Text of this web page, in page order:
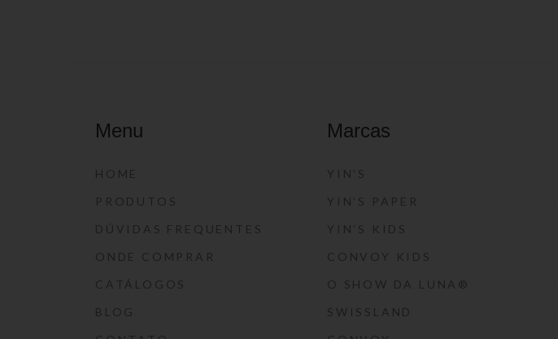
Menu
HOME
PRODUTOS
DÚVIDAS FREQUENTES
ONDE COMPRAR
CATÁLOGOS
BLOG
Marcas
YIN’S
YIN’S PAPER
YIN’S KIDS
CONVOY KIDS
O SHOW DA LUNA®
SWISSLAND